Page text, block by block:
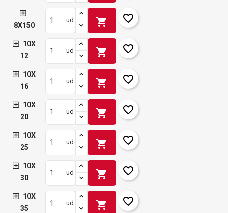
8X150
ud shopping_cart favorite_border
10X
12
ud shopping_cart favorite_border
10X
16
ud shopping_cart favorite_border
10X
20
ud shopping_cart favorite_border
10X
25
ud shopping_cart favorite_border
10X
30
ud shopping_cart favorite_border
10X
35
ud shopping_cart favorite_border